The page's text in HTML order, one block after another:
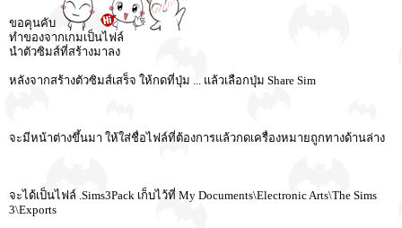
ขอคุนคับ
ทำของจากเกมเป็นไฟล์
นำตัวซิมส์ที่สร้างมาลง
หลังจากสร้างตัวซิมส์เสร็จ ให้กดที่ปุ่ม ... แล้วเลือกปุ่ม Share Sim
จะมีหน้าต่างขึ้นมา ให้ใส่ชื่อไฟล์ที่ต้องการแล้วกดเครื่องหมายถูกทางด้านล่าง
จะได้เป็นไฟล์ .Sims3Pack เก็บไว้ที่ My Documents\Electronic Arts\The Sims
3\Exports